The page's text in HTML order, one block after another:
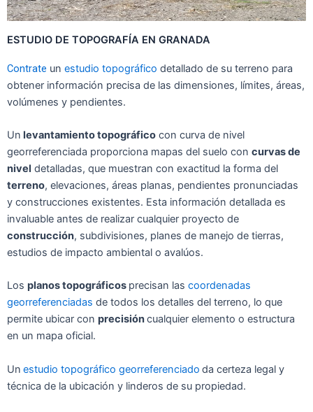
ESTUDIO DE TOPOGRAFÍA EN GRANADA
Contrate un estudio topográfico detallado de su terreno para
obtener información precisa de las dimensiones, límites, áreas,
volúmenes y pendientes.
Un levantamiento topográfico con curva de nivel
georreferenciada proporciona mapas del suelo con curvas de
nivel detalladas, que muestran con exactitud la forma del
terreno, elevaciones, áreas planas, pendientes pronunciadas
y construcciones existentes. Esta información detallada es
invaluable antes de realizar cualquier proyecto de
construcción, subdivisiones, planes de manejo de tierras,
estudios de impacto ambiental o avalúos.
Los planos topográficos precisan las coordenadas
georreferenciadas de todos los detalles del terreno, lo que
permite ubicar con precisióncualquier elemento o estructura
en un mapa oficial.
Un estudio topográfico georreferenciado da certeza legal y
técnica de la ubicación y linderos de su propiedad.